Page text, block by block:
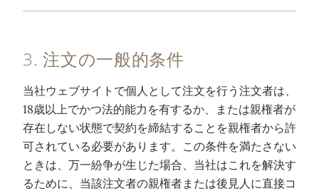
3. 注文の一般的条件
当社ウェブサイトで個人として注文を行う注文者は、
18歳以上でかつ法的能力を有するか、または親権者が
存在しない状態で契約を締結することを親権者から許
可されている必要があります。この条件を満たさない
ときは、万一紛争が生じた場合、当社はこれを解決す
るために、当該注文者の親権者または後見人に直接コ